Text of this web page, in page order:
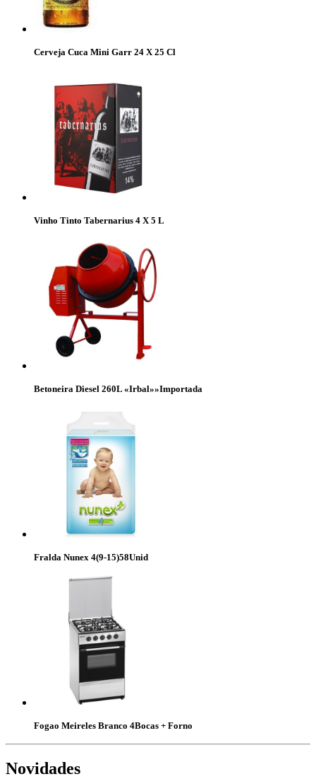
Cerveja Cuca Mini Garr 24 X 25 Cl
Vinho Tinto Tabernarius 4 X 5 L
Betoneira Diesel 260L «Irbal»»Importada
Fralda Nunex 4(9-15)58Unid
Fogao Meireles Branco 4Bocas + Forno
Novidades